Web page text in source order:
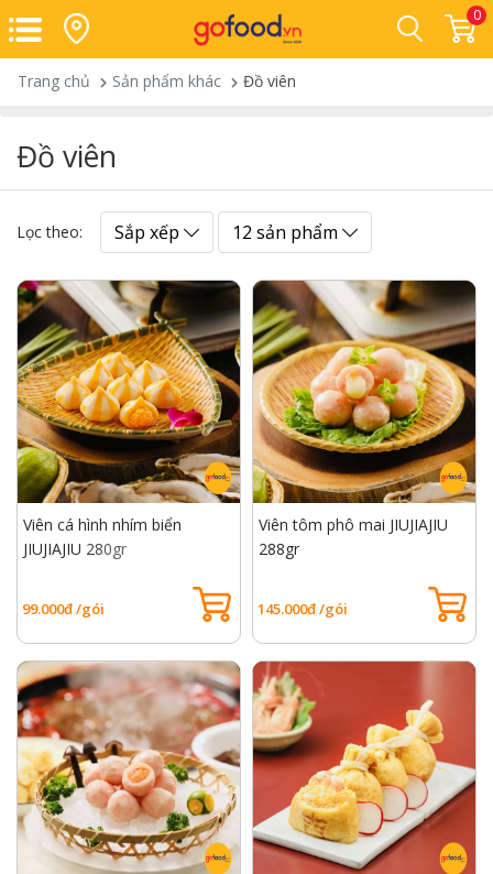
0
Trang chủ Sản phẩm khác Đồ viên
Đồ viên
Lọc theo: Sắp xếp 12 sản phẩm
Viên cá hình nhím biển
JIUJIAJIU 280gr
99.000đ /gói
Viên tôm phô mai JIUJIAJIU
288gr
145.000đ /gói